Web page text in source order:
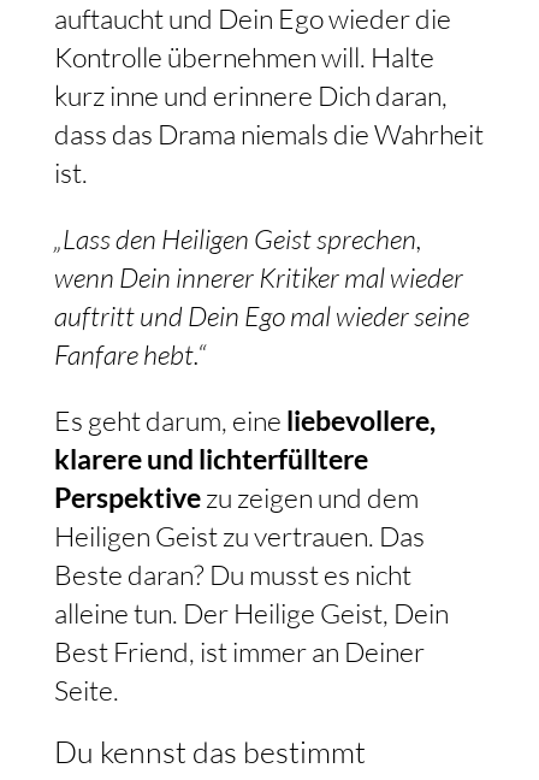
auftaucht und Dein Ego wieder die
Kontrolle übernehmen will. Halte
kurz inne und erinnere Dich daran,
dass das Drama niemals die Wahrheit
ist.
„Lass den Heiligen Geist sprechen,
wenn Dein innerer Kritiker mal wieder
auftritt und Dein Ego mal wieder seine
Fanfare hebt.“
Es geht darum, eine liebevollere,
klarere und lichterfülltere
Perspektivezu zeigen und dem
Heiligen Geist zu vertrauen. Das
Beste daran? Du musst es nicht
alleine tun. Der Heilige Geist, Dein
Best Friend, ist immer an Deiner
Seite.
Du kennst das bestimmt